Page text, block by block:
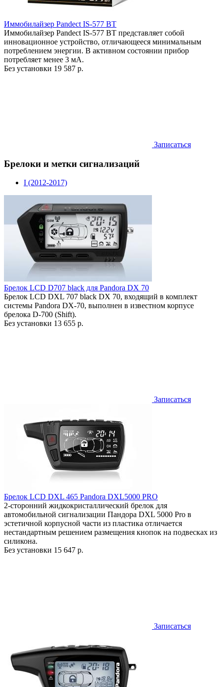
Иммобилайзер Pandect IS-577 BT
Иммобилайзер Pandect IS-577 BT представляет собой
инновационное устройство, отличающееся минимальным
потреблением энергии. В активном состоянии прибор
потребляет менее 3 мА.
Без установки 19 587 р.
Записаться
Брелоки и метки сигнализаций
I (2012-2017)
Брелок LCD D707 black для Pandora DX 70
Брелок LCD DXL 707 black DX 70, входящий в комплект
системы Pandora DX-70, выполнен в известном корпусе
брелока D-700 (Shift).
Без установки 13 655 р.
Записаться
Брелок LCD DXL 465 Pandora DXL5000 PRO
2-сторонний жидкокристаллический брелок для
автомобильной сигнализации Пандора DXL 5000 Pro в
эстетичной корпусной части из пластика отличается
нестандартным решением размещения кнопок на подвесках из
силикона.
Без установки 15 647 р.
Записаться